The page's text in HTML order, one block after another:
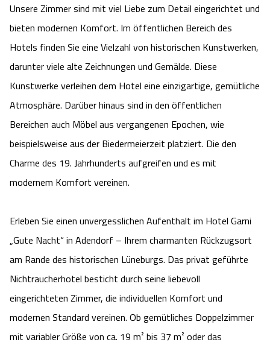
Camping
Urlaub auf dem Bauernhof
Urlaub mit Hund
Anreise
Kataloge
Videos
Shop
Kontakt
Reiten
Kutschen
Regionale Küche
HeideSpezialitäten
Unterkünfte
Naturhotels
Urlaub mit Hund
Landschaftsführungen
Wildpark Schwarze Berge
Otter Zentrum
Wildpark Müden
Ralf Schumacher Kart & Bowl
Das verrückte Haus
Abenteuerland Trampolin-Park
Battle Kart Bispingen
Adventure District Bispingen
Shopping Celle
Unterkünfte Celle
Veranstaltungen & Führungen Celle
Unsere Zimmer sind mit viel Liebe zum Detail eingerichtet und
bieten modernen Komfort. Im öffentlichen Bereich des
Hotels finden Sie eine Vielzahl von historischen Kunstwerken,
darunter viele alte Zeichnungen und Gemälde. Diese
Kunstwerke verleihen dem Hotel eine einzigartige, gemütliche
Atmosphäre. Darüber hinaus sind in den öffentlichen
Bereichen auch Möbel aus vergangenen Epochen, wie
beispielsweise aus der Biedermeierzeit platziert. Die den
Charme des 19. Jahrhunderts aufgreifen und es mit
modernem Komfort vereinen.
Erleben Sie einen unvergesslichen Aufenthalt im Hotel Garni
„Gute Nacht“ in Adendorf – Ihrem charmanten Rückzugsort
am Rande des historischen Lüneburgs. Das privat geführte
Nichtraucherhotel besticht durch seine liebevoll
eingerichteten Zimmer, die individuellen Komfort und
modernen Standard vereinen. Ob gemütliches Doppelzimmer
mit variabler Größe von ca. 19 m² bis 37 m² oder das